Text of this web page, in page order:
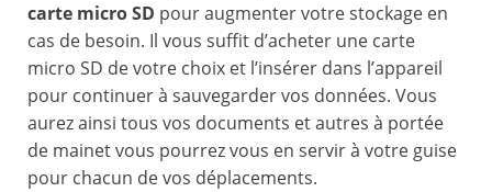
carte micro SD pour augmenter votre stockage en
cas de besoin. Il vous suffit d’acheter une carte
micro SD de votre choix et l’insérer dans l’appareil
pour continuer à sauvegarder vos données. Vous
aurez ainsi tous vos documents et autres à portée
de mainet vous pourrez vous en servir à votre guise
pour chacun de vos déplacements.